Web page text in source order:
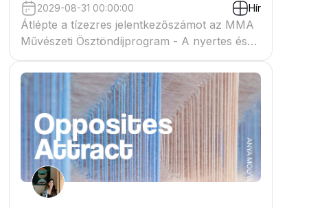
2029-08-31 00:00:00 Hír
Átlépte a tízezres jelentkezőszámot az MMA
Művészeti Ösztöndíjprogram - A nyertes és
tartaléklistás pályázók névsora megtekinthető
a csatolmányban